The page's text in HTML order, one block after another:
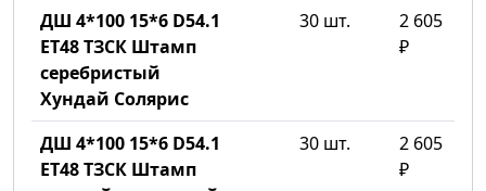
ДШ 4*100 15*6 D54.1
ET48 ТЗСК Штамп
серебристый
Хундай Солярис
30 шт.
2 605
₽
ДШ 4*100 15*6 D54.1
ET48 ТЗСК Штамп
30 шт.
2 605
₽